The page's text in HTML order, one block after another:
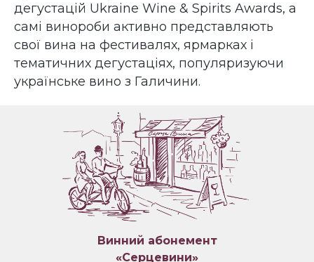
дегустацій Ukraine Wine & Spirits Awards, а
самі винороби активно представляють
свої вина на фестивалях, ярмарках і
тематичних дегустаціях, популяризуючи
українське вино з Галичини.
Винний абонемент
«Серцевини»